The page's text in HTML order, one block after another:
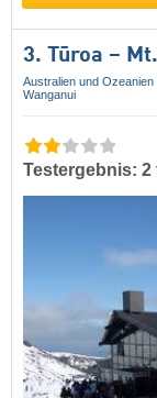
3. Tūroa –
Australien und Ozeanien
Wanganui
Testergebnis: 2